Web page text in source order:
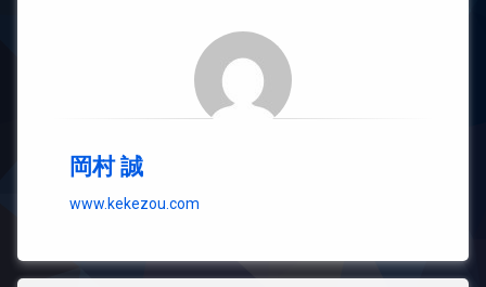
岡村 誠
www.kekezou.com